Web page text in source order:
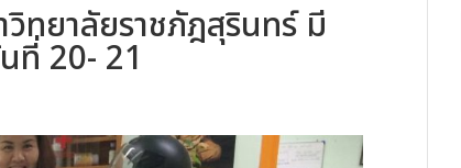
ทยาลัยราชภัฎสุรินทร์ มี
ที่ 20- 21